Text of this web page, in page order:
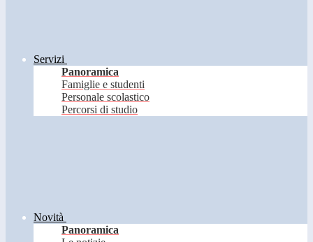
Servizi
Panoramica
Famiglie e studenti
Personale scolastico
Percorsi di studio
Novità
Panoramica